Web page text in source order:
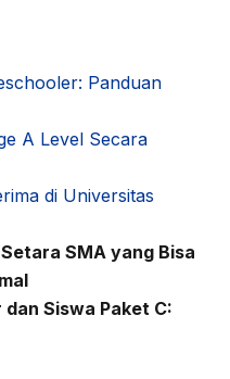
Panduan
A Level Secara
di Universitas
SMA yang Bisa
Siswa Paket C: